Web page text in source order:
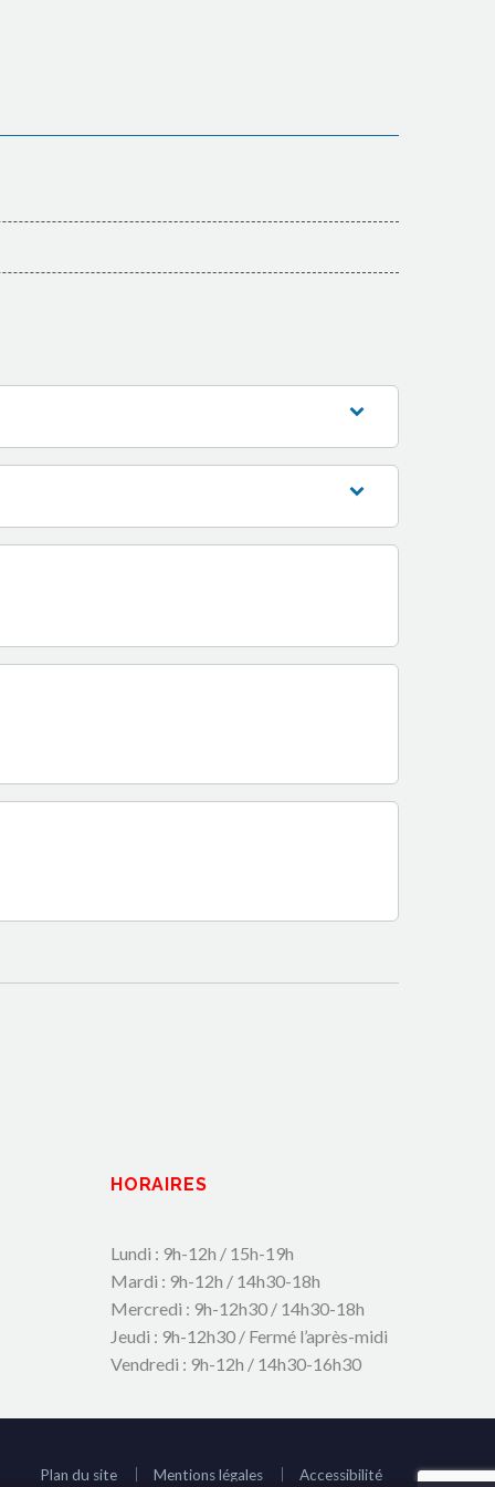
HORAIRES
Lundi : 9h-12h / 15h-19h
Mardi : 9h-12h / 14h30-18h
Mercredi : 9h-12h30 / 14h30-18h
Jeudi : 9h-12h30 / Fermé l’après-midi
Vendredi : 9h-12h / 14h30-16h30
Plan du site Mentions légales Accessibilité